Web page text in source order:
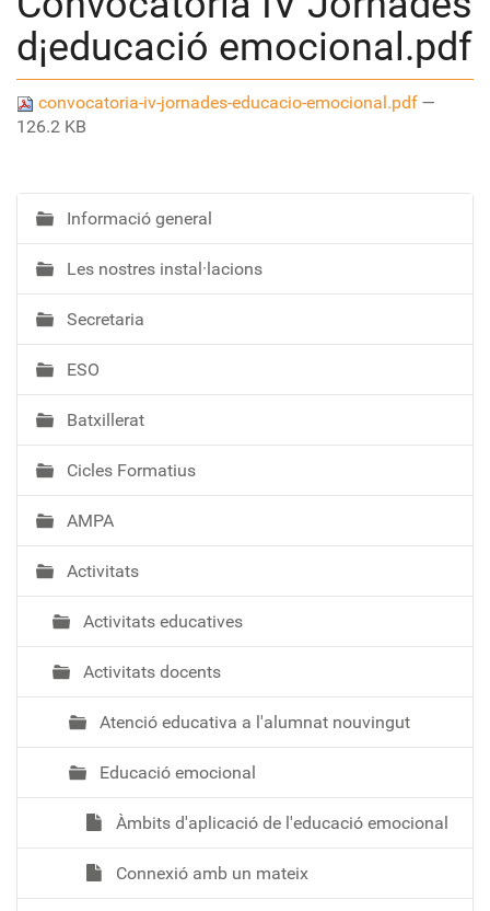
d¡educació emocional.pdf
convocatoria-iv-jornades-educacio-emocional.pdf —
126.2 KB
N
a
v
e
g
a
c
ó
Informació general
Les nostres instal·lacions
Secretaria
ESO
Batxillerat
Cicles Formatius
AMPA
Activitats
Activitats educatives
Activitats docents
Atenció educativa a l'alumnat nouvingut
Educació emocional
Àmbits d'aplicació de l'educació emocional
Connexió amb un mateix